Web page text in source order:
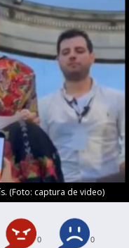
(Foto: captura de video)
0 0